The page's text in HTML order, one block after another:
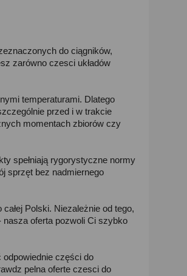
do ciągników,
zarówno czesci układów
temperaturami. Dlatego
przed i w trakcie
momentach zbiorów czy
spełniają rygorystyczne normy
sprzęt bez nadmiernego
Polski. Niezależnie od tego,
nasza oferta pozwoli Ci szybko
odpowiednie części do
pelna oferte czesci do